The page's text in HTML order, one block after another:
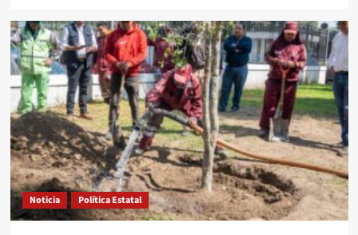
Noticia Política Estatal